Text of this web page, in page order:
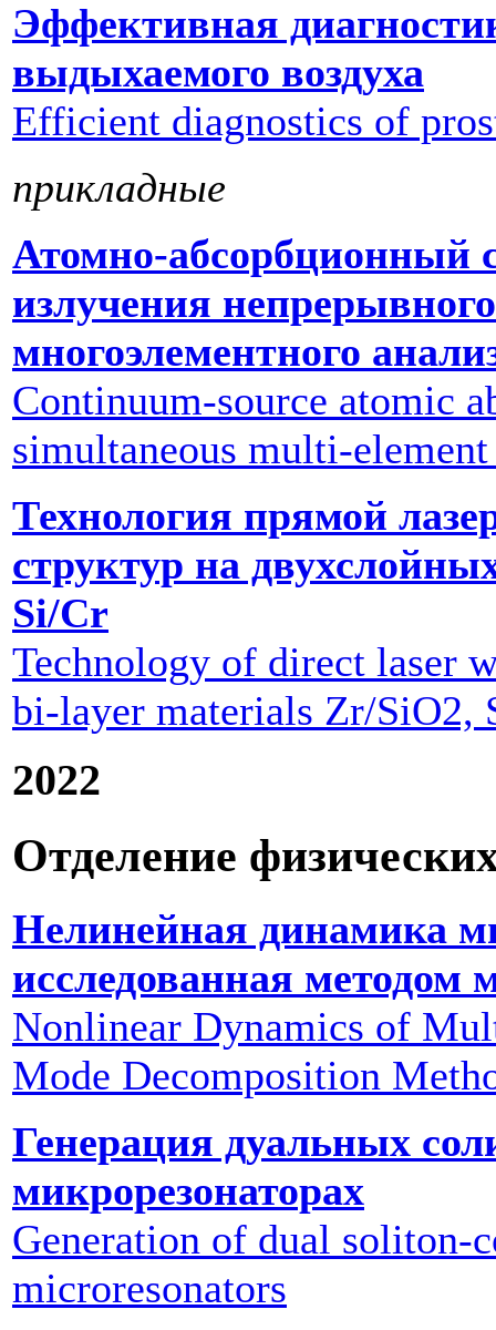
Эффективная
выдыхаемого воздуха
Efficient diagnostics of
прикладные
Атомно-абсорбционный
излучения
многоэлементного
Continuum-source atomic
simultaneous multi-
Технология прямой
структур на
Si/Cr
Technology of direct laser
bi-layer materials Zr/SiO2,
2022
Отделение
Нелинейная динамика
исследованная методом
Nonlinear Dynamics of
Mode Decomposition
Генерация дуальных
микрорезонаторах
Generation of dual soliton-
microresonators